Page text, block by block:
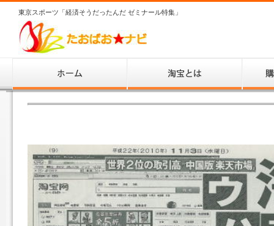
東京スポーツ「経済そうだったんだ ゼミナール特集」